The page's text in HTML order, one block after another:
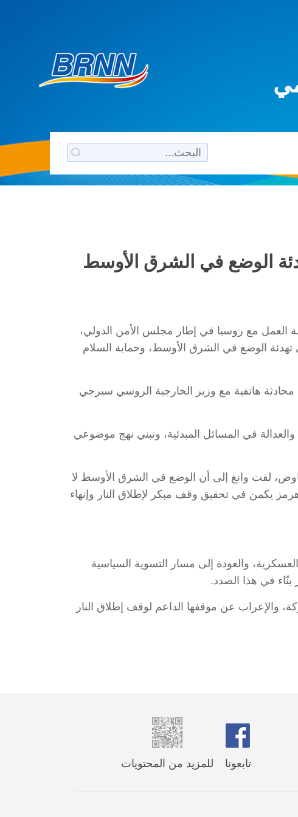
الوضع في الشرق الأوسط
لمواصلة العمل مع روسيا في إطار مجلس الأمن الدولي،
الوضع في الشرق الأوسط، وحماية السلام
هاتفية مع وزير الخارجية الروسي سيرجي
في المسائل المبدئية، وتبني نهج موضوعي
لفت وانغ إلى أن الوضع في الشرق الأوسط لا
يكمن في تحقيق وقف مبكر لإطلاق النار وإنهاء
والعودة إلى مسار التسوية السياسية
بنّاء في هذا الصدد.
والإعراب عن موقفها الداعم لوقف إطلاق النار
تابعونا للمزيد من المحتويات